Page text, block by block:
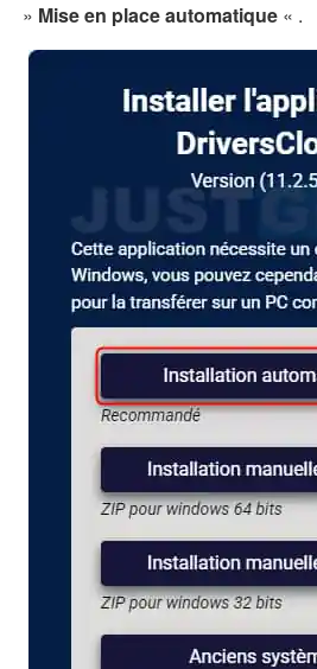
» Mise en place automatique « .